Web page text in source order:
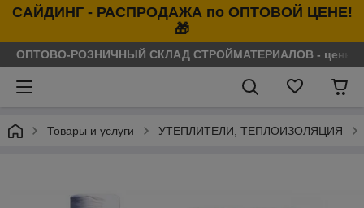
САЙДИНГ - РАСПРОДАЖА по ОПТОВОЙ ЦЕНЕ!
🎁
ОПТОВО-РОЗНИЧНЫЙ СКЛАД СТРОЙМАТЕРИАЛОВ - цены
Товары и услуги УТЕПЛИТЕЛИ, ТЕПЛОИЗОЛЯЦИЯ